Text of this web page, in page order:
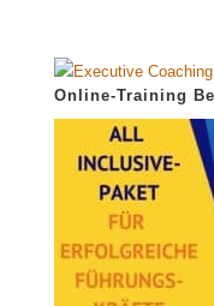
Online-Training